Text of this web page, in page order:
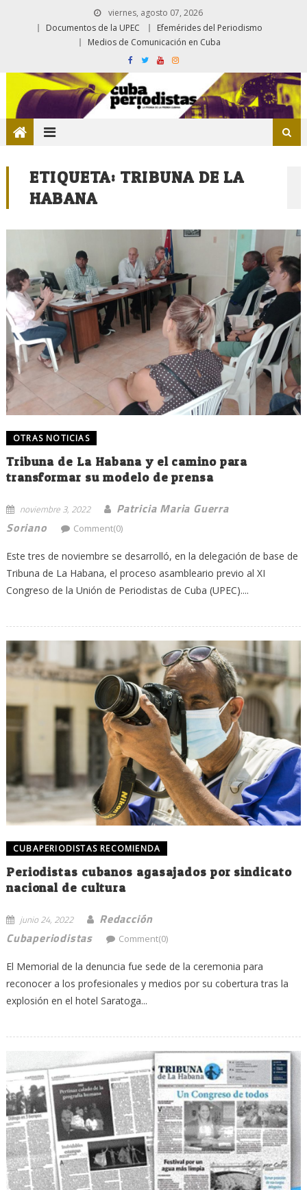
viernes, agosto 07, 2026
Documentos de la UPEC
Efemérides del Periodismo
Medios de Comunicación en Cuba
ETIQUETA: TRIBUNA DE LA
HABANA
OTRAS NOTICIAS
Tribuna de La Habana y el camino para
transformar su modelo de prensa
noviembre 3, 2022
Patricia Maria Guerra
Soriano
Comment(0)
Este tres de noviembre se desarrolló, en la delegación de base de
Tribuna de La Habana, el proceso asambleario previo al XI
Congreso de la Unión de Periodistas de Cuba (UPEC)....
CUBAPERIODISTAS RECOMIENDA
Periodistas cubanos agasajados por sindicato
nacional de cultura
junio 24, 2022
Redacción
Cubaperiodistas
Comment(0)
El Memorial de la denuncia fue sede de la ceremonia para
reconocer a los profesionales y medios por su cobertura tras la
explosión en el hotel Saratoga...